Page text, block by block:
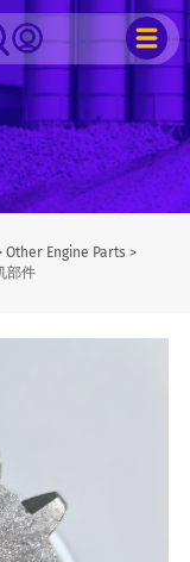
Other Engine Parts >
部件